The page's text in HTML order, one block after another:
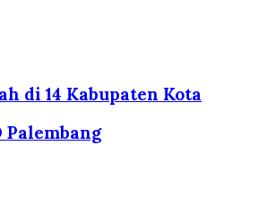
di 14 Kabupaten Kota
Palembang